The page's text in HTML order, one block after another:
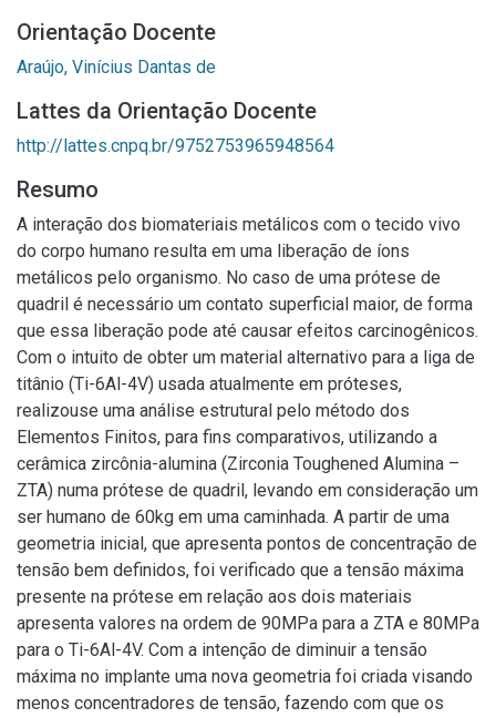
Orientação Docente
Araújo, Vinícius Dantas de
Lattes da Orientação Docente
http://lattes.cnpq.br/9752753965948564
Resumo
A interação dos biomateriais metálicos com o tecido vivo
do corpo humano resulta em uma liberação de íons
metálicos pelo organismo. No caso de uma prótese de
quadril é necessário um contato superficial maior, de forma
que essa liberação pode até causar efeitos carcinogênicos.
Com o intuito de obter um material alternativo para a liga de
titânio (Ti-6Al-4V) usada atualmente em próteses,
realizouse uma análise estrutural pelo método dos
Elementos Finitos, para fins comparativos, utilizando a
cerâmica zircônia-alumina (Zirconia Toughened Alumina –
ZTA) numa prótese de quadril, levando em consideração um
ser humano de 60kg em uma caminhada. A partir de uma
geometria inicial, que apresenta pontos de concentração de
tensão bem definidos, foi verificado que a tensão máxima
presente na prótese em relação aos dois materiais
apresenta valores na ordem de 90MPa para a ZTA e 80MPa
para o Ti-6Al-4V. Com a intenção de diminuir a tensão
máxima no implante uma nova geometria foi criada visando
menos concentradores de tensão, fazendo com que os